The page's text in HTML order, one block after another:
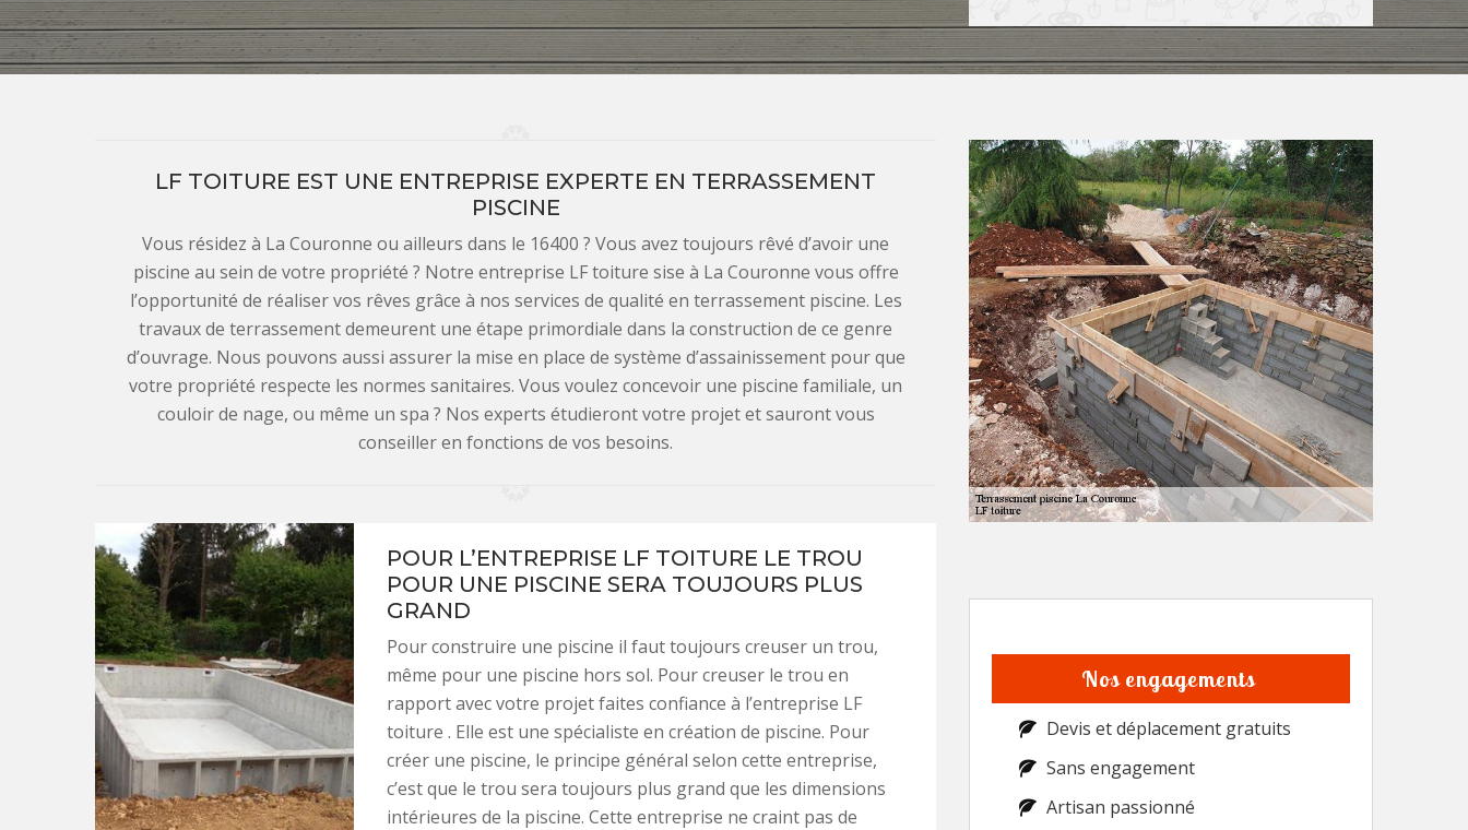
LF TOITURE EST UNE ENTREPRISE EXPERTE EN TERRASSEMENT
PISCINE
Vous résidez à La Couronne ou ailleurs dans le 16400 ? Vous avez toujours rêvé d’avoir une
piscine au sein de votre propriété ? Notre entreprise LF toiture sise à La Couronne vous offre
l’opportunité de réaliser vos rêves grâce à nos services de qualité en terrassement piscine. Les
travaux de terrassement demeurent une étape primordiale dans la construction de ce genre
d’ouvrage. Nous pouvons aussi assurer la mise en place de système d’assainissement pour que
votre propriété respecte les normes sanitaires. Vous voulez concevoir une piscine familiale, un
couloir de nage, ou même un spa ? Nos experts étudieront votre projet et sauront vous
conseiller en fonctions de vos besoins.
POUR L’ENTREPRISE LF TOITURE LE TROU
POUR UNE PISCINE SERA TOUJOURS PLUS
GRAND
Pour construire une piscine il faut toujours creuser un trou,
même pour une piscine hors sol. Pour creuser le trou en
rapport avec votre projet faites confiance à l’entreprise LF
toiture . Elle est une spécialiste en création de piscine. Pour
créer une piscine, le principe général selon cette entreprise,
c’est que le trou sera toujours plus grand que les dimensions
intérieures de la piscine. Cette entreprise ne craint pas de
Nos engagements
Devis et déplacement gratuits
Sans engagement
Artisan passionné